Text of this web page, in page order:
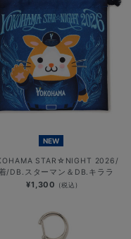
NEW
STAR☆NIGHT 2026/
/DB.スターマン＆DB.キララ
¥1,300 (税込)